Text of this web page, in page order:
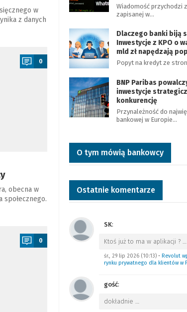
w
z danych
0
obecna w
społecznego.
0
Wiadomość przychodzi
zapisanej w…
Dlaczego banki biją
Inwestycje z KPO o
mld zł napędzają
Popyt na kredyt ze
BNP Paribas
inwestycje
konkurencję
Przynależność do
bankowej w Europie…
O tym mówią bankowcy
Ostatnie komentarze
SK:
Ktoś już to ma w aplikacji ? …
śr., 29 lip 2026 (10:13)• Revolut
rynku prywatnego dla klientów w
gość:
dokładnie …